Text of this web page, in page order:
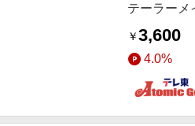
テーラーメ
￥3,600
4.0%